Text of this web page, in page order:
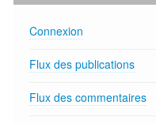
Connexion
Flux des publications
Flux des commentaires